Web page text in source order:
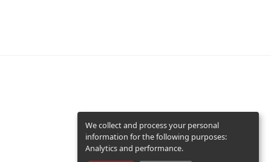
We collect and process your personal
information for the following purposes:
Analytics and performance.